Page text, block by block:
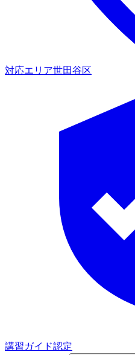
対応エリア世田谷区
講習ガイド認定